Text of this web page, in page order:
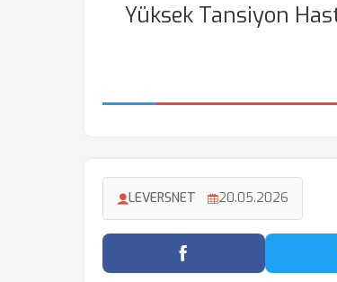
Yüksek Tansiyon
LEVERSNET 20.05.2026
Facebook'ta Paylaş